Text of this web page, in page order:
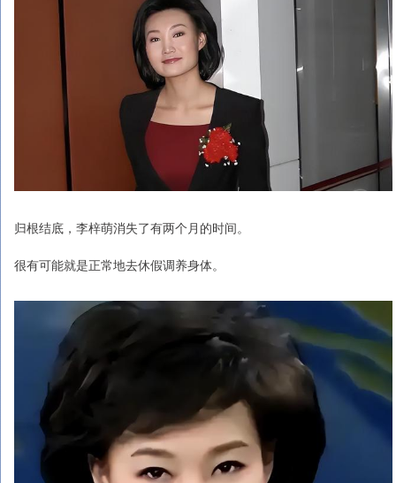
归根结底，李梓萌消失了有两个月的时间。
很有可能就是正常地去休假调养身体。